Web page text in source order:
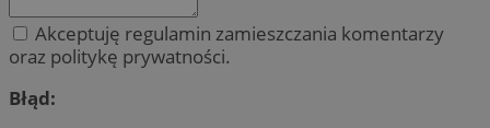
Akceptuję regulamin zamieszczania komentarzy
oraz politykę prywatności.
Błąd: